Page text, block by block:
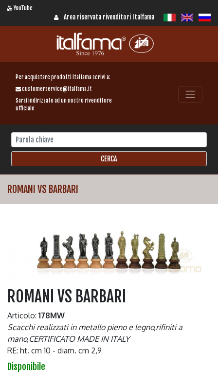
YouTube
Area riservata rivenditori Italfama
Per acquistare prodotti Italfama scrivi a:
customerservice@italfama.it
Sarai indirizzato ad un nostro rivenditore
ufficiale
ROMANI VS BARBARI
ROMANI VS BARBARI
Articolo: 178MW
Scacchi realizzati in metallo pieno e legno,rifiniti a
mano,CERTIFICATO MADE IN ITALY
RE: ht. cm 10 - diam. cm 2,9
Disponibile